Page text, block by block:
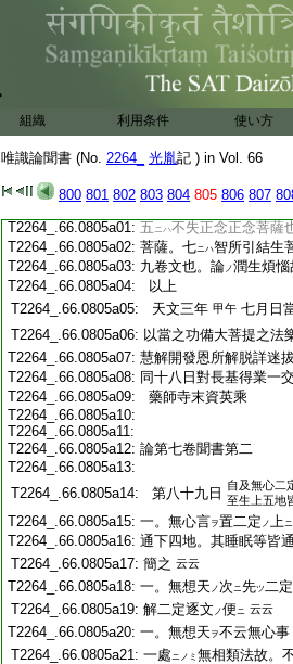
組織 利用条件 使い方
唯識論聞書 (No. 2264_ 光胤記 ) in Vol. 66
800 801 802 803 804 805 806 807
T2264_.66.0804c21: トモ何不縁耶 院主。其
T2264_.66.0804c22: トアヒナクテハ不可縁
T2264_.66.0804c23: 魚等之類悉スヘシト 云
空ノ縁ヲ 假歟。水中ノ魚
定曰。水練之者ハ水中ニ
T2264_.66.0804c26: ル歟
T2264_.66.0804c27: 一。結生相續 ニ七種アリ
T2264_.66.0804c28:
T2264_.66.0805a01: 五ニハ不失正念正念菩薩
T2264_.66.0805a02: 菩薩。七ニハ智所引結生
T2264_.66.0805a03: 九卷文也。論ノ潤生煩
T2264_.66.0805a04:
以上
T2264_.66.0805a05:
天文三年 甲午 七月日
T2264_.66.0805a06: 以當之功備大菩提之法
T2264_.66.0805a07: 慧解開發恩所解脱詳迷
T2264_.66.0805a08: 同十八日對長基得業一
T2264_.66.0805a09:
藥師寺末資英乘
T2264_.66.0805a10:
T2264_.66.0805a11:
T2264_.66.0805a12: 論第七卷聞書第二
T2264_.66.0805a13:
T2264_.66.0805a14:
第八十九日
自及無心二
至生上五地
T2264_.66.0805a15: 一。無心言ヲ置二定 ノ上ニ
T2264_.66.0805a16: 通下四地。其睡眠等皆
T2264_.66.0805a17: 簡之 云云
T2264_.66.0805a18: 一。無想天 ノ次ニ先ツ二定
T2264_.66.0805a19: 解二定逐文 ノ便ニ 云云
T2264_.66.0805a20: 一。無想天 ヲ不云無心
T2264_.66.0805a21: 一處ニノミ 無相類法故。